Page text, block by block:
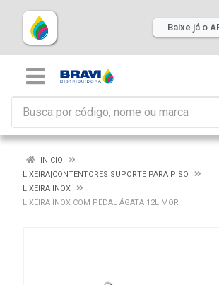
Baixe já o
INÍCIO
LIXEIRA|CONTENTORES|SUPORTE PARA PISO
LIXEIRA INOX
LIXEIRA INOX COM PEDAL ÁGATA 12L MOR